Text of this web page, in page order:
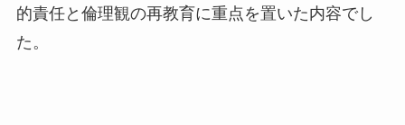
的責任と倫理観の再教育に重点を置いた内容でし
た。